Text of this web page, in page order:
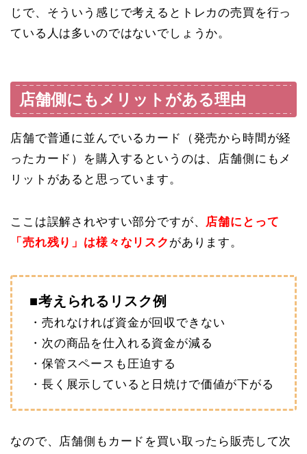
じで、そういう感じで考えるとトレカの売買を行っ
ている人は多いのではないでしょうか。
店舗側にもメリットがある理由
店舗で普通に並んでいるカード（発売から時間が経
ったカード）を購入するというのは、店舗側にもメ
リットがあると思っています。
ここは誤解されやすい部分ですが、 店舗にとって
「売れ残り」は様々なリスク があります。
■考えられるリスク例
・売れなければ資金が回収できない
・次の商品を仕入れる資金が減る
・保管スペースも圧迫する
・長く展示していると日焼けで価値が下がる
なので、店舗側もカードを買い取ったら販売して次